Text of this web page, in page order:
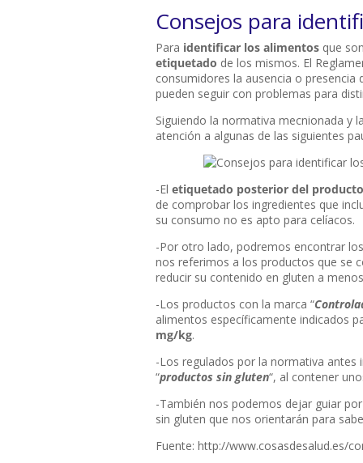
Consejos para
Para identificar los alimentos que
etiquetado de los mismos. El
consumidores la ausencia o
pueden seguir con problemas para
Siguiendo la normativa mecnionada y
atención a algunas de las siguientes
-El etiquetado posterior del producto
de comprobar los ingredientes que
su consumo no es apto para celíacos.
-Por otro lado, podremos encontrar
nos referimos a los productos que se
reducir su contenido en gluten a
-Los productos con la marca “
alimentos específicamente indicados
mg/kg.
-Los regulados por la normativa antes
“productos sin gluten“, al contener
-También nos podemos dejar guiar
sin gluten que nos orientarán para
Fuente: http://www.cosasdesalud.es/